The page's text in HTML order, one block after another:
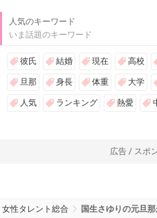
人気のキーワード
いま話題のキーワード
彼氏 結婚 現在 高校
旦那 身長 体重 大学
人気 ランキング 熱愛
広告 / スポ
女性タレント総合 国生さゆりの元旦